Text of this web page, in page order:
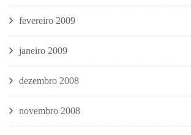
fevereiro 2009
janeiro 2009
dezembro 2008
novembro 2008